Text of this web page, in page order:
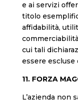
e ai servizi
titolo
affidabilità,
cui tali
essere escluse
11. FORZA
L’azienda non